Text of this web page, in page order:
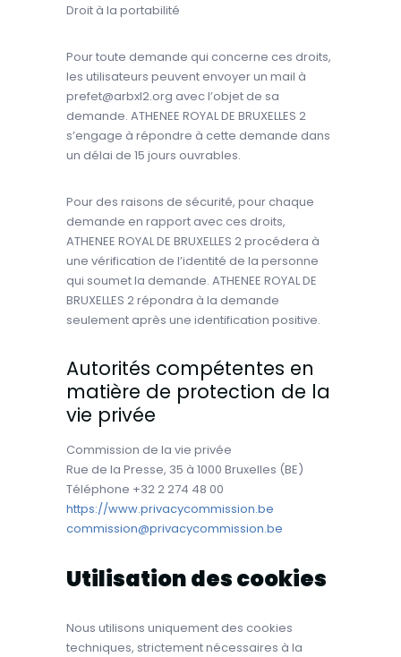
Droit à la portabilité
Pour toute demande qui concerne ces droits,
les utilisateurs peuvent envoyer un mail à
prefet@arbxl2.org avec l’objet de sa
demande. ATHENEE ROYAL DE BRUXELLES 2
s’engage à répondre à cette demande dans
un délai de 15 jours ouvrables.
Pour des raisons de sécurité, pour chaque
demande en rapport avec ces droits,
ATHENEE ROYAL DE BRUXELLES 2 procédera à
une vérification de l’identité de la personne
qui soumet la demande. ATHENEE ROYAL DE
BRUXELLES 2 répondra à la demande
seulement après une identification positive.
Autorités compétentes en
matière de protection de la
vie privée
Commission de la vie privée
Rue de la Presse, 35 à 1000 Bruxelles (BE)
Téléphone +32 2 274 48 00
https://www.privacycommission.be
commission@privacycommission.be
Utilisation des cookies
Nous utilisons uniquement des cookies
techniques, strictement nécessaires à la